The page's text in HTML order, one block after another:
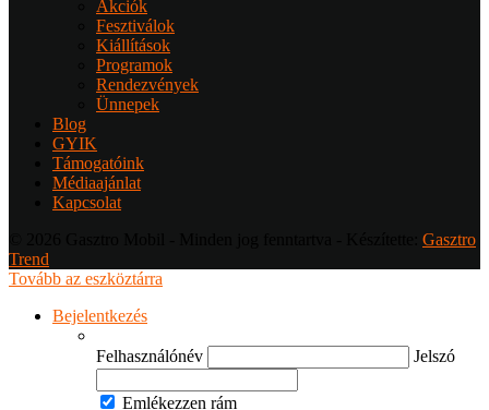
Akciók
Fesztiválok
Kiállítások
Programok
Rendezvények
Ünnepek
Blog
GYIK
Támogatóink
Médiaajánlat
Kapcsolat
Gasztro
Trend
Tovább az eszköztárra
Bejelentkezés
Felhasználónév Jelszó
Emlékezzen rám